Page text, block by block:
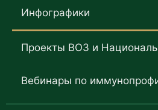
Инфографики
Проекты ВОЗ и
Вебинары по